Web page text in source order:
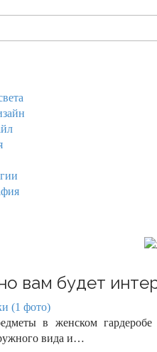
вам будет
(1 фото)
в женском
вида и…